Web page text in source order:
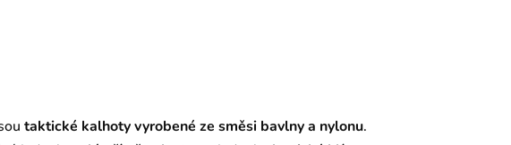
taktické kalhoty vyrobené ze směsi bavlny a nylonu.